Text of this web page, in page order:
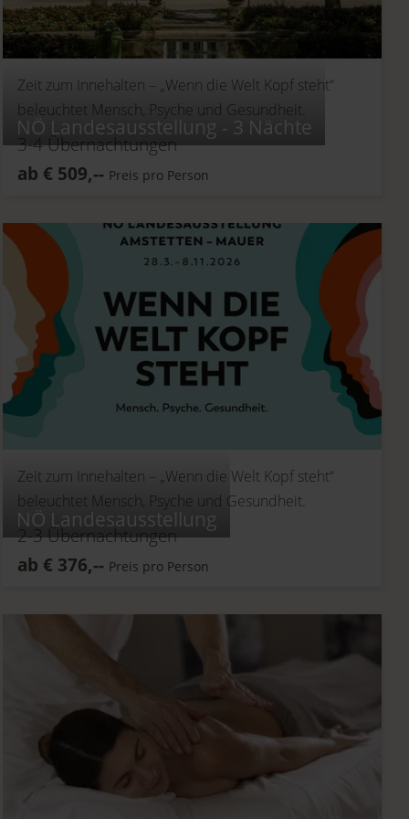
NÖ Landesausstellung - 3 Nächte
Zeit zum Innehalten – „Wenn die Welt Kopf steht“
beleuchtet Mensch, Psyche und Gesundheit.
3-4Übernachtungen
ab € 509,-- Preis pro Person
NÖ Landesausstellung
Zeit zum Innehalten – „Wenn die Welt Kopf steht“
beleuchtet Mensch, Psyche und Gesundheit.
2-3Übernachtungen
ab € 376,-- Preis pro Person